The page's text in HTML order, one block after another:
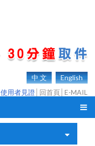
中 文
English
使用者見證 回首頁 E-MAIL